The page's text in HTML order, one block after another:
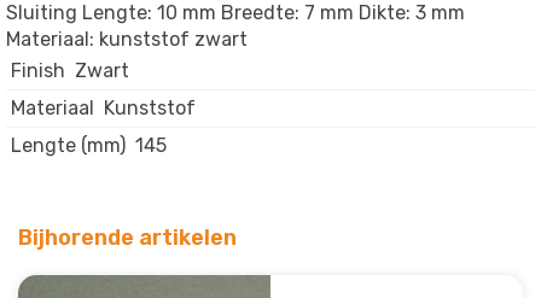
Sluiting Lengte: 10 mm Breedte: 7 mm Dikte: 3 mm
Materiaal: kunststof zwart
Finish Zwart
Materiaal Kunststof
Lengte (mm) 145
Bijhorende artikelen